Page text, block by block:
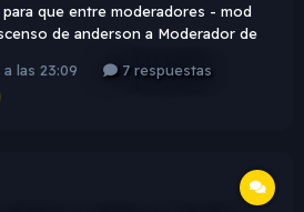
que entre moderadores - mod
de anderson a Moderador de
el. Anderson me esta ayudando
una licencia de un anticheat
las 23:09 7 respuestas